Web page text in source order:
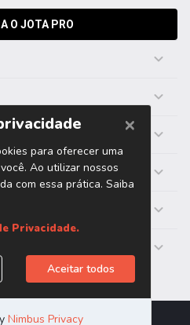
O JOTA PRO